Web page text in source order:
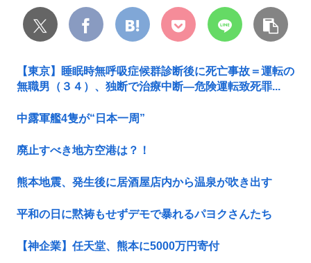
【東京】睡眠時無呼吸症候群診断後に死亡事故＝運転の
無職男（３４）、独断で治療中断―危険運転致死罪...
中露軍艦4隻が“日本一周”
廃止すべき地方空港は？！
熊本地震、発生後に居酒屋店内から温泉が吹き出す
平和の日に黙祷もせずデモで暴れるパヨクさんたち
【神企業】任天堂、熊本に5000万円寄付